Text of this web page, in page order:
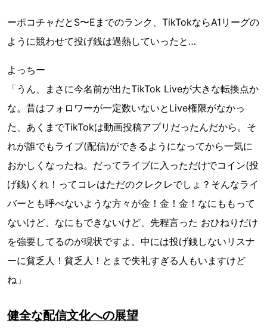
ーポコチャだとS〜Eまでのランク、TikTokならA1リーグの
ように競わせて投げ銭は過熱していったと…
よっちー
「うん、まさに今名前が出たTikTok Liveが大きな転換点か
な。昔はフォロワーが一定数いないとLive権限がなかっ
た、あくまでTikTokは動画投稿アプリだったんだから。そ
れが誰でもライブ(配信)ができるようになってから一気に
おかしくなったね。だってライブに入っただけでコイン(投
げ銭)くれ！ってコレはただのクレクレでしょ？そんなライ
バーとも呼べないような方々が金！金！金！なにももって
ないけど、なにもできないけど、先程言った おひねりだけ
を強要してるのが現状ですよ。中には投げ銭しないリスナ
ーに貧乏人！貧乏人！とまで失礼すぎる人もいますけど
ね」
健全な配信文化への展望